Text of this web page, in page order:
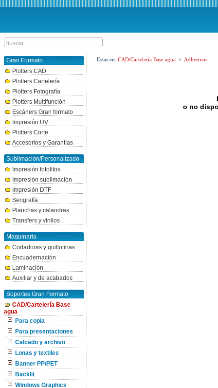
Gran Formato
Plotters CAD
Plotters Cartelería
Plotters Fotografía
Plotters Multifunción
Escáners Gran formato
Impresión UV
Plotters Corte
Accesorios y Garantías
Sublimación/Personalizado
Impresión fotolitos
Impresión sublimación
Impresión DTF
Serigrafía
Planchas y calandras
Transfers y vinilos
Maquinaria
Cortadoras y guillotinas
Encuadernación
Laminación
Auxiliar y de acabados
Soportes Gran Formato
CAD/Cartelería Base
agua
Para copia
Para presentaciones
Calcado y archivo
Lonas y textiles
Banner PP/PET
Backlit
Windows Graphics
Estas en: CAD/Cartelería Base agua > Adhesivos
o no